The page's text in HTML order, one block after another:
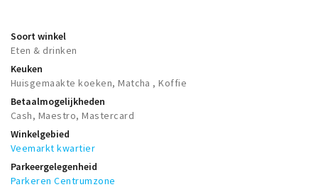
Soort winkel
Eten & drinken
Keuken
Huisgemaakte koeken, Matcha , Koffie
Betaalmogelijkheden
Cash, Maestro, Mastercard
Winkelgebied
Veemarkt kwartier
Parkeergelegenheid
Parkeren Centrumzone